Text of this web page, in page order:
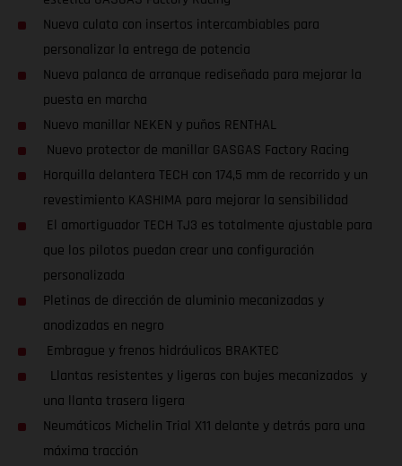
Nueva culata con insertos intercambiables para
personalizar la entrega de potencia
Nueva palanca de arranque rediseñada para mejorar la
puesta en marcha
Nuevo manillar NEKEN y puños RENTHAL
Nuevo protector de manillar GASGAS Factory Racing
Horquilla delantera TECH con 174,5 mm de recorrido y un
revestimiento KASHIMA para mejorar la sensibilidad
El amortiguador TECH TJ3 es totalmente ajustable para
que los pilotos puedan crear una configuración
personalizada
Pletinas de dirección de aluminio mecanizadas y
anodizadas en negro
Embrague y frenos hidráulicos BRAKTEC
Llantas resistentes y ligeras con bujes mecanizados y
una llanta trasera ligera
Neumáticos Michelin Trial X11 delante y detrás para una
máxima tracción